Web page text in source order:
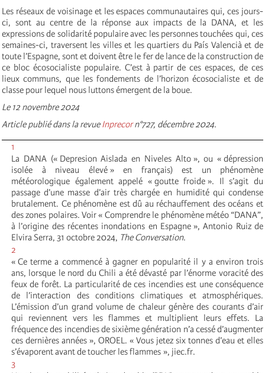
Les réseaux de voisinage et les espaces communautaires qui, ces jours-
ci, sont au centre de la réponse aux impacts de la DANA, et les
expressions de solidarité populaire avec les personnes touchées qui, ces
semaines-ci, traversent les villes et les quartiers du País Valencià et de
toute l’Espagne, sont et doivent être le fer de lance de la construction de
ce bloc écosocialiste populaire. C’est à partir de ces espaces, de ces
lieux communs, que les fondements de l’horizon écosocialiste et de
classe pour lequel nous luttons émergent de la boue.
Le 12 novembre 2024
Article publié dans la revueInprecorn°727, décembre 2024.
1
La DANA (« Depresion Aislada en Niveles Alto », ou « dépression
isolée à niveau élevé » en français) est un phénomène
météorologique également appelé « goutte froide ». Il s’agit du
passage d’une masse d’air très chargée en humidité qui condense
brutalement. Ce phénomène est dû au réchauffement des océans et
des zones polaires. Voir « Comprendre le phénomène météo “DANA”,
à l’origine des récentes inondations en Espagne », Antonio Ruiz de
Elvira Serra, 31 octobre 2024, The Conversation.
2
« Ce terme a commencé à gagner en popularité il y a environ trois
ans, lorsque le nord du Chili a été dévasté par l’énorme voracité des
feux de forêt. La particularité de ces incendies est une conséquence
de l’interaction des conditions climatiques et atmosphériques.
L’émission d’un grand volume de chaleur génère des courants d’air
qui reviennent vers les flammes et multiplient leurs effets. La
fréquence des incendies de sixième génération n’a cessé d’augmenter
ces dernières années », OROEL. « Vous jetez six tonnes d’eau et elles
s’évaporent avant de toucher les flammes », jiec.fr.
3